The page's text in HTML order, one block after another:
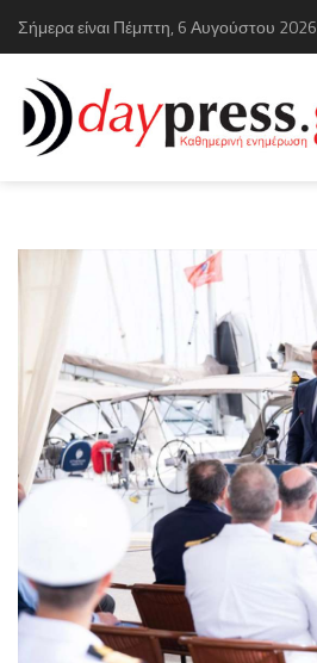
Σήμερα είναι Πέμπτη, 6 Αυγούστου 2026